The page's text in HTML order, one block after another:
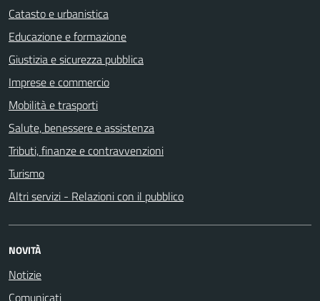
Catasto e urbanistica
Educazione e formazione
Giustizia e sicurezza pubblica
Imprese e commercio
Mobilità e trasporti
Salute, benessere e assistenza
Tributi, finanze e contravvenzioni
Turismo
Altri servizi - Relazioni con il pubblico
NOVITÀ
Notizie
Comunicati